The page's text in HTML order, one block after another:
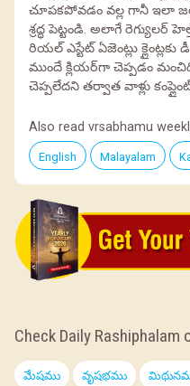
చూపకపోవడం వల్ల గానీ ఇలా
శ్రద్ధ పెట్టండి. అలాగే
రియల్ ఎస్టేట్ ఏజెంట్లు
ముందే క్లియర్‌గా చెప్పడం
చెప్పలేదని తర్వాత వాళ్లు
Also read vrsabhamu
English Malayalam
Check Daily Rashiphalam
మేషము వృషభము